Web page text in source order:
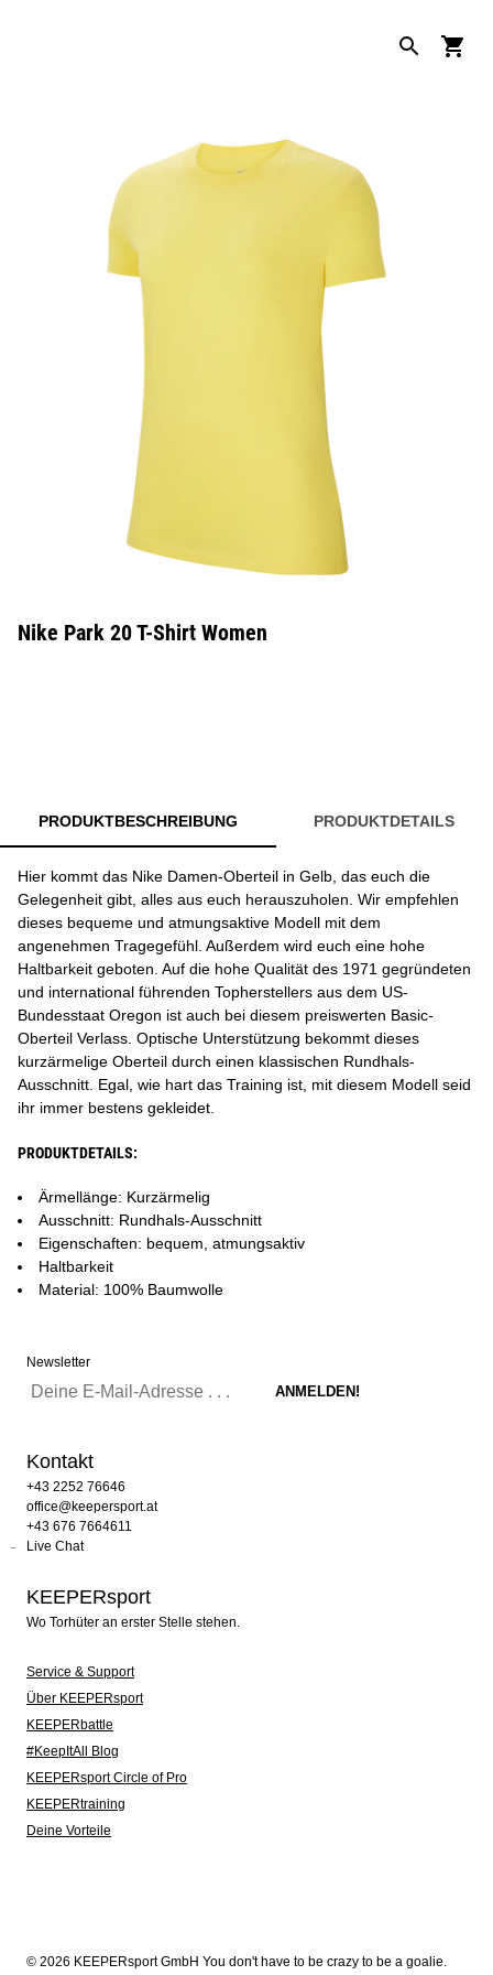
Nike Park 20 T-Shirt Women
PRODUKTBESCHREIBUNG PRODUKTDETAILS
Hier kommt das Nike Damen-Oberteil in Gelb, das euch die
Gelegenheit gibt, alles aus euch herauszuholen. Wir empfehlen
dieses bequeme und atmungsaktive Modell mit dem
angenehmen Tragegefühl. Außerdem wird euch eine hohe
Haltbarkeit geboten. Auf die hohe Qualität des 1971 gegründeten
und international führenden Topherstellers aus dem US-
Bundesstaat Oregon ist auch bei diesem preiswerten Basic-
Oberteil Verlass. Optische Unterstützung bekommt dieses
kurzärmelige Oberteil durch einen klassischen Rundhals-
Ausschnitt. Egal, wie hart das Training ist, mit diesem Modell seid
ihr immer bestens gekleidet.
PRODUKTDETAILS:
Ärmellänge: Kurzärmelig
Ausschnitt: Rundhals-Ausschnitt
Eigenschaften: bequem, atmungsaktiv
Haltbarkeit
Material: 100% Baumwolle
Newsletter
Kontakt
+43 2252 76646
office@keepersport.at
+43 676 7664611
Live Chat
KEEPERsport
Wo Torhüter an erster Stelle stehen.
Service & Support
Über KEEPERsport
KEEPERbattle
#KeepItAll Blog
KEEPERsport Circle of Pro
KEEPERtraining
Deine Vorteile
© 2026 KEEPERsport GmbH You don't have to be crazy to be a goalie.